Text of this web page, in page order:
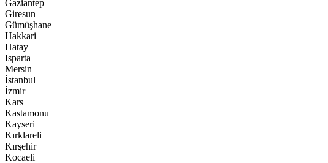
Gaziantep
Giresun
Gümüşhane
Hakkari
Hatay
Isparta
Mersin
İstanbul
İzmir
Kars
Kastamonu
Kayseri
Kırklareli
Kırşehir
Kocaeli